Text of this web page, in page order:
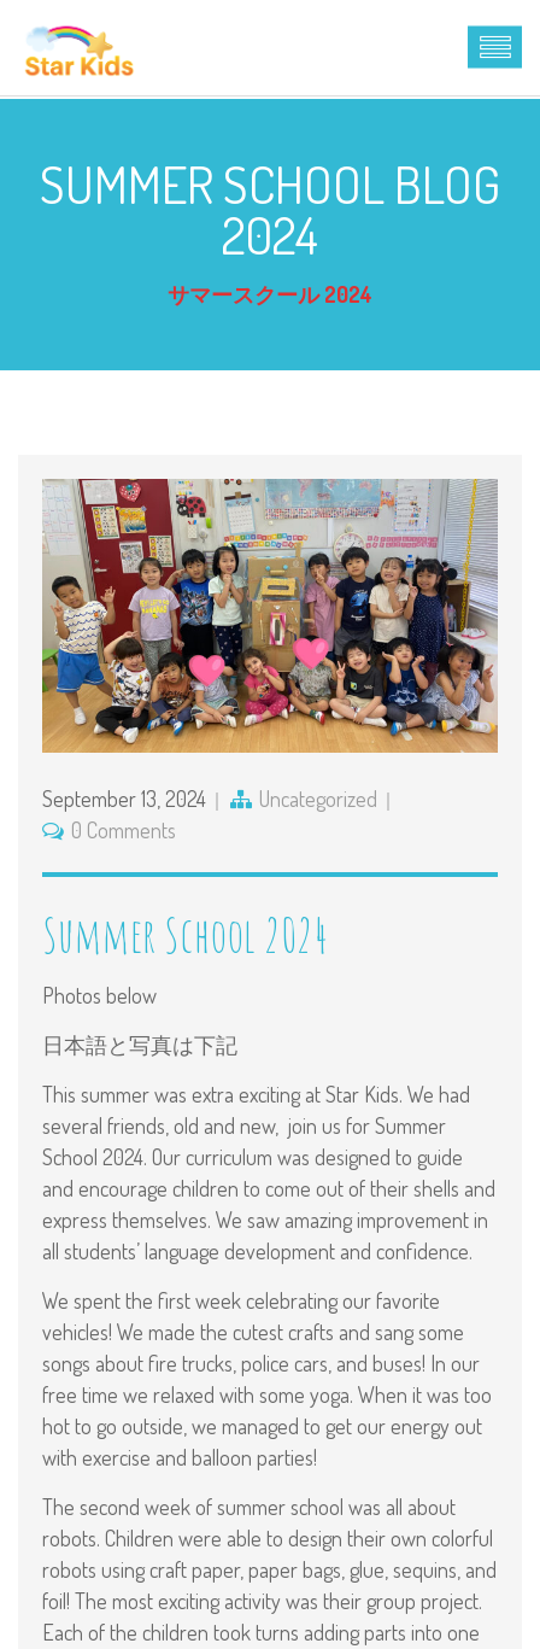
SUMMER SCHOOL BLOG
2024
サマースクール 2024
September 13, 2024
Uncategorized
0 Comments
Summer School 2024
Photos below
日本語と写真は下記
This summer was extra exciting at Star Kids. We had
several friends, old and new, join us for Summer
School 2024. Our curriculum was designed to guide
and encourage children to come out of their shells and
express themselves. We saw amazing improvement in
all students’ language development and confidence.
We spent the first week celebrating our favorite
vehicles! We made the cutest crafts and sang some
songs about fire trucks, police cars, and buses! In our
free time we relaxed with some yoga. When it was too
hot to go outside, we managed to get our energy out
with exercise and balloon parties!
The second week of summer school was all about
robots. Children were able to design their own colorful
robots using craft paper, paper bags, glue, sequins, and
foil! The most exciting activity was their group project.
Each of the children took turns adding parts into one